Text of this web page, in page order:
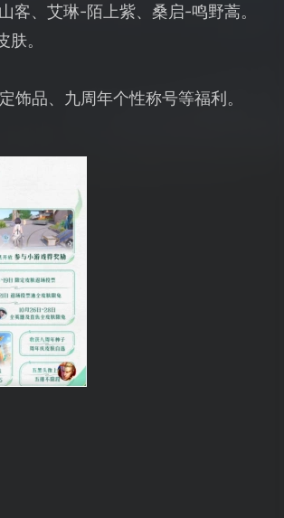
客、艾琳-陌上紫、桑启-鸣野蒿。
。
饰品、九周年个性称号等福利。